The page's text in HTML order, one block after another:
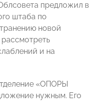
предложил в
штаба по
новой
и на
«ОПОРЫ
нужным. Его